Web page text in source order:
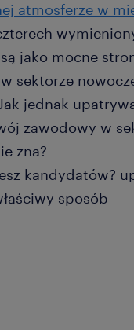
atmosferze w
jako mocne
sektorze
jednak
zawodowy w
zna?